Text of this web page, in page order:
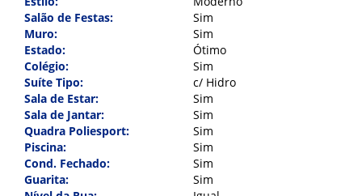
Salão de Festas:
Sim
Muro:
Sim
Estado:
Ótimo
Colégio:
Sim
Suíte Tipo:
c/ Hidro
Sala de Estar:
Sim
Sala de Jantar:
Sim
Quadra Poliesport:
Sim
Piscina:
Sim
Cond. Fechado:
Sim
Guarita:
Sim
Indique para um amigo
Nome: